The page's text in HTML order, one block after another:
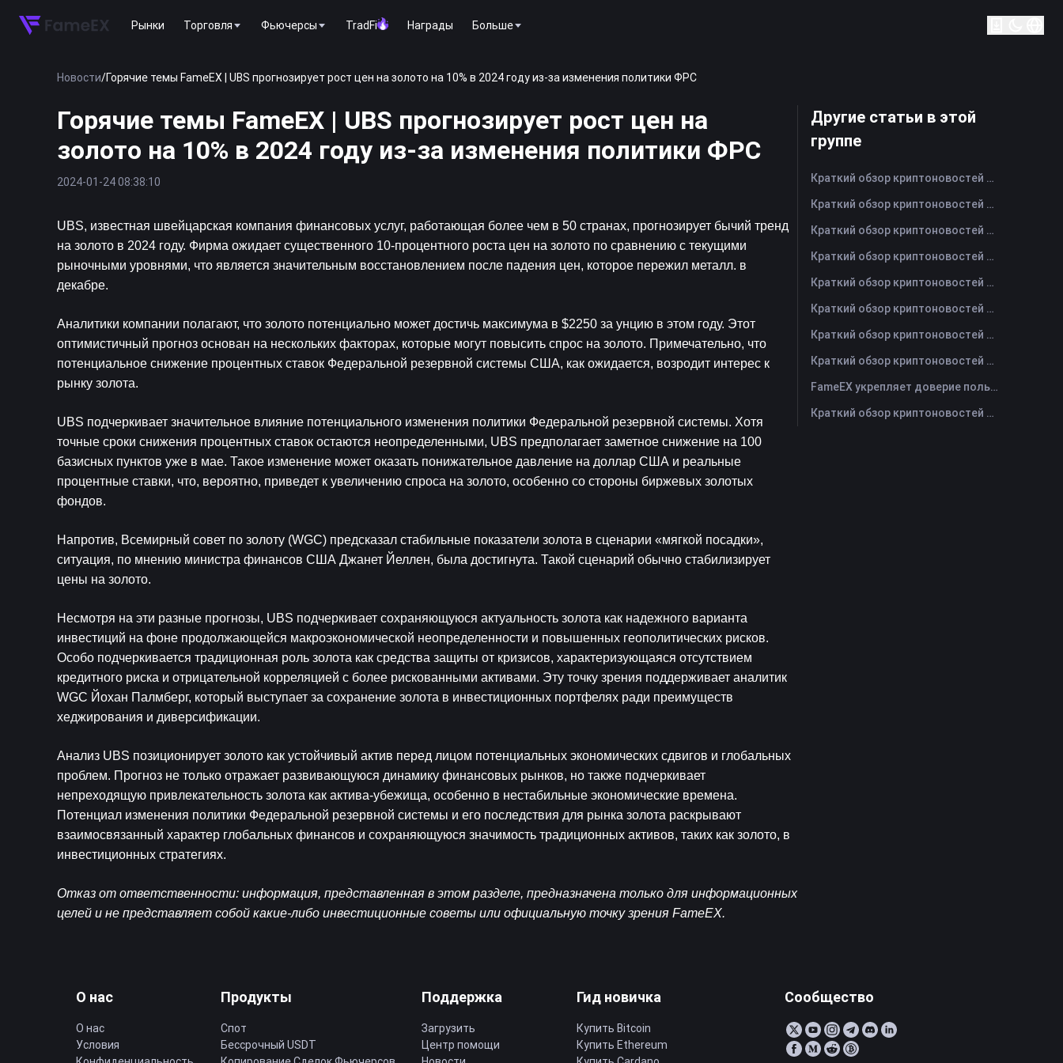
Рынки Торговля Фьючерсы TradFi Награды Больше
Новости/Горячие темы FameEX | UBS прогнозирует рост цен на золото на 10% в 2024 году из-за изменения политики ФРС
Горячие темы FameEX | UBS прогнозирует рост цен на
золото на 10% в 2024 году из-за изменения политики ФРС
2024-01-24 08:38:10
UBS, известная швейцарская компания финансовых услуг, работающая более чем в 50 странах, прогнозирует бычий тренд
на золото в 2024 году. Фирма ожидает существенного 10-процентного роста цен на золото по сравнению с текущими
рыночными уровнями, что является значительным восстановлением после падения цен, которое пережил металл. в
декабре.
Аналитики компании полагают, что золото потенциально может достичь максимума в $2250 за унцию в этом году. Этот
оптимистичный прогноз основан на нескольких факторах, которые могут повысить спрос на золото. Примечательно, что
потенциальное снижение процентных ставок Федеральной резервной системы США, как ожидается, возродит интерес к
рынку золота.
UBS подчеркивает значительное влияние потенциального изменения политики Федеральной резервной системы. Хотя
точные сроки снижения процентных ставок остаются неопределенными, UBS предполагает заметное снижение на 100
базисных пунктов уже в мае. Такое изменение может оказать понижательное давление на доллар США и реальные
процентные ставки, что, вероятно, приведет к увеличению спроса на золото, особенно со стороны биржевых золотых
фондов.
Напротив, Всемирный совет по золоту (WGC) предсказал стабильные показатели золота в сценарии «мягкой посадки»,
ситуация, по мнению министра финансов США Джанет Йеллен, была достигнута. Такой сценарий обычно стабилизирует
цены на золото.
Несмотря на эти разные прогнозы, UBS подчеркивает сохраняющуюся актуальность золота как надежного варианта
инвестиций на фоне продолжающейся макроэкономической неопределенности и повышенных геополитических рисков.
Особо подчеркивается традиционная роль золота как средства защиты от кризисов, характеризующаяся отсутствием
кредитного риска и отрицательной корреляцией с более рискованными активами. Эту точку зрения поддерживает аналитик
WGC Йохан Палмберг, который выступает за сохранение золота в инвестиционных портфелях ради преимуществ
хеджирования и диверсификации.
Анализ UBS позиционирует золото как устойчивый актив перед лицом потенциальных экономических сдвигов и глобальных
проблем. Прогноз не только отражает развивающуюся динамику финансовых рынков, но также подчеркивает
непреходящую привлекательность золота как актива-убежища, особенно в нестабильные экономические времена.
Потенциал изменения политики Федеральной резервной системы и его последствия для рынка золота раскрывают
взаимосвязанный характер глобальных финансов и сохраняющуюся значимость традиционных активов, таких как золото, в
инвестиционных стратегиях.
Отказ от ответственности: информация, представленная в этом разделе, предназначена только для информационных
целей и не представляет собой какие-либо инвестиционные советы или официальную точку зрения FameEX.
Другие статьи в этой
группе
Краткий обзор криптоновостей FameEX за сегодня | 7 августа 2026 г
Краткий обзор криптоновостей FameEX за сегодня | 6 августа 2026 г
Краткий обзор криптоновостей FameEX за сегодня | 5 августа 2026 г
Краткий обзор криптоновостей FameEX за сегодня | 4 августа 2026 г
Краткий обзор криптоновостей FameEX за сегодня | 3 августа 2026 г
Краткий обзор криптоновостей FameEX за сегодня | 31 июля 2026 г
Краткий обзор криптоновостей FameEX за сегодня | 30 июля 2026 г
Краткий обзор криптоновостей FameEX за сегодня | 29 июля 2026 г
FameEX укрепляет доверие пользователей благодаря восьми годам стабильной работы и глобальному росту
Краткий обзор криптоновостей FameEX за сегодня | 28 июля 2026 г
О нас
О нас
Условия
Продукты
Спот
Бессрочный USDT
Поддержка
Загрузить
Центр помощи
Гид новичка
Купить Bitcoin
Купить Ethereum
Сообщество